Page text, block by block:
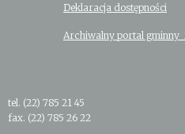
Deklaracja dostępności
Archiwalny portal gminny
tel. (22) 785 21 45
fax. (22) 785 26 22